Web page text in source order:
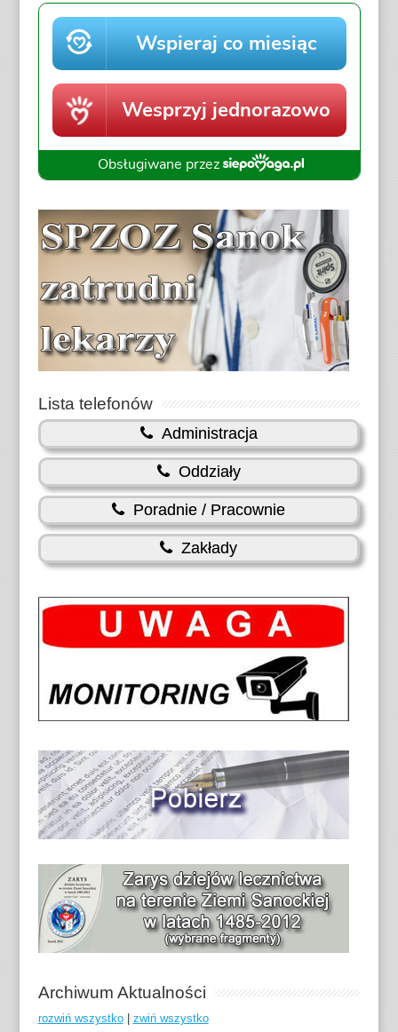
Lista telefonów
Administracja
Oddziały
Poradnie / Pracownie
Zakłady
Archiwum Aktualności
rozwiń wszystko| zwiń wszystko